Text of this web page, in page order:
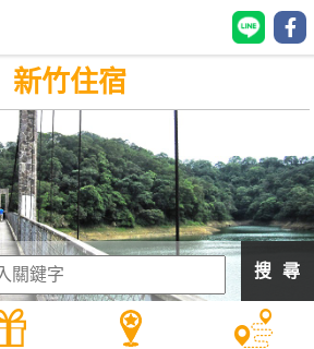
新竹住宿
搜 尋